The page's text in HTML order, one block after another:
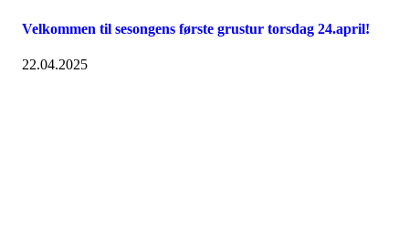
Velkommen til sesongens første grustur torsdag 24.april!
22.04.2025